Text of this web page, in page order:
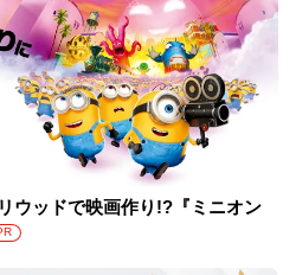
ウッドで映画作り!?『ミニオン